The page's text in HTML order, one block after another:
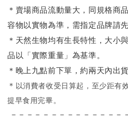
＊賣場商品流動量大，同規格商
容物以實物為準，需指定品牌請
＊天然生物均有生長特性，大小
品以「實際重量」為基準。
＊晚上九點前下單，約兩天內出
＊ 以消費者收受日算起，至少距有
提早食用完畢。
－－－－－－－－－－－－－－